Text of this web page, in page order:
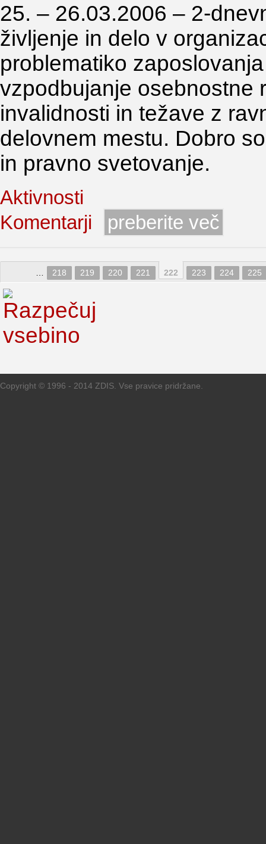
25. – 26.03.2006 – 2-
življenje in delo v
problematiko
vzpodbujanje osebnostne
invalidnosti in težave z
delovnem mestu. Dobro
in pravno svetovanje.
Aktivnosti
Komentarji
preberite več
… 218 219 220 221 222 223 224 225
Copyright © 1996 - 2014 ZDIS. Vse pravice pridržane.